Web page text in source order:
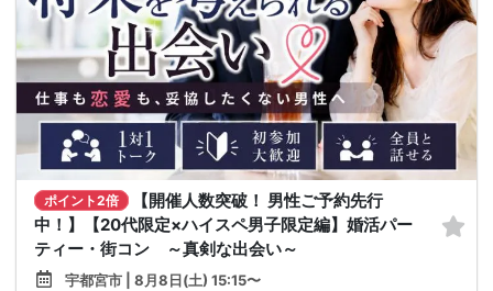
ポイント2倍
【開催人数突破！ 男性ご予約先行
中！】【20代限定×ハイスペ男子限定編】婚活パー
ティー・街コン ～真剣な出会い～
宇都宮市 | 8月8日(土) 15:15〜